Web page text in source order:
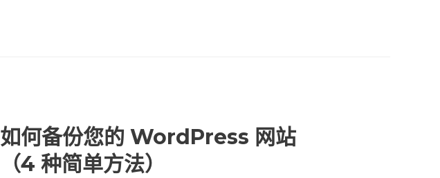
如何备份您的 WordPress 网站
（4 种简单方法）